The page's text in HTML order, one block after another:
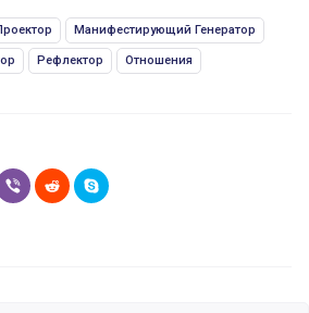
Манифестирующий Генератор
Рефлектор Отношения